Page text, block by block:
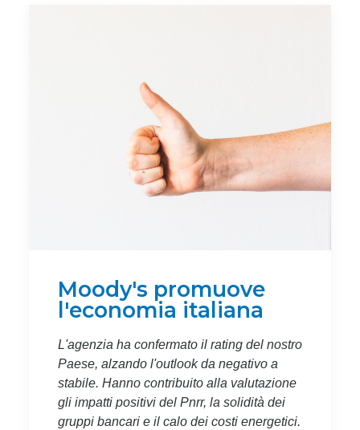
Moody's promuove
l'economia italiana
L'agenzia ha confermato il rating del nostro
Paese, alzando l'outlook da negativo a
stabile. Hanno contribuito alla valutazione
gli impatti positivi del Pnrr, la solidità dei
gruppi bancari e il calo dei costi energetici.